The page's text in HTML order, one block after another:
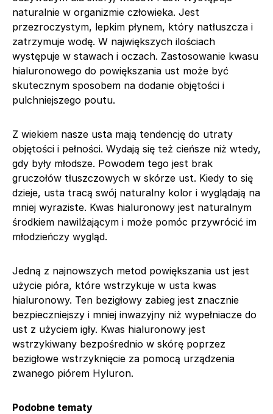
naturalnie w organizmie człowieka. Jest
przezroczystym, lepkim płynem, który natłuszcza i
zatrzymuje wodę. W największych ilościach
występuje w stawach i oczach. Zastosowanie kwasu
hialuronowego do powiększania ust może być
skutecznym sposobem na dodanie objętości i
pulchniejszego poutu.
Z wiekiem nasze usta mają tendencję do utraty
objętości i pełności. Wydają się też cieńsze niż wtedy,
gdy były młodsze. Powodem tego jest brak
gruczołów tłuszczowych w skórze ust. Kiedy to się
dzieje, usta tracą swój naturalny kolor i wyglądają na
mniej wyraziste. Kwas hialuronowy jest naturalnym
środkiem nawilżającym i może pomóc przywrócić im
młodzieńczy wygląd.
Jedną z najnowszych metod powiększania ust jest
użycie pióra, które wstrzykuje w usta kwas
hialuronowy. Ten bezigłowy zabieg jest znacznie
bezpieczniejszy i mniej inwazyjny niż wypełniacze do
ust z użyciem igły. Kwas hialuronowy jest
wstrzykiwany bezpośrednio w skórę poprzez
bezigłowe wstrzyknięcie za pomocą urządzenia
zwanego piórem Hyluron.
Podobne tematy